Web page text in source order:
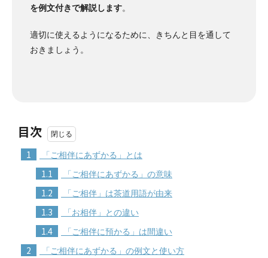
を例文付きで解説します。
適切に使えるようになるために、きちんと目を通して
おきましょう。
目次
1 「ご相伴にあずかる」とは
1.1 「ご相伴にあずかる」の意味
1.2 「ご相伴」は茶道用語が由来
1.3 「お相伴」との違い
1.4 「ご相伴に預かる」は間違い
2 「ご相伴にあずかる」の例文と使い方